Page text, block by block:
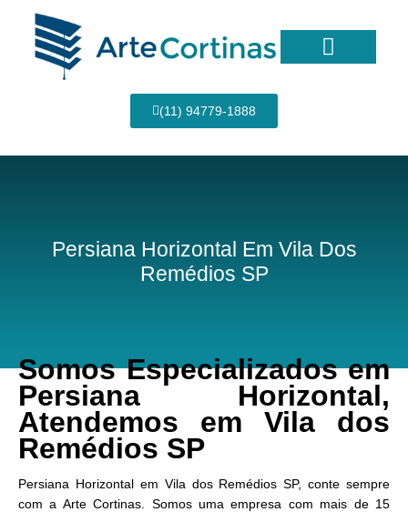
conteúdo
(11) 94779-1888
Persiana Horizontal Em Vila Dos
Remédios SP
Somos Especializados em
Persiana Horizontal,
Atendemos em Vila dos
Remédios SP
Persiana Horizontal em Vila dos Remédios SP, conte sempre
com a Arte Cortinas. Somos uma empresa com mais de 15